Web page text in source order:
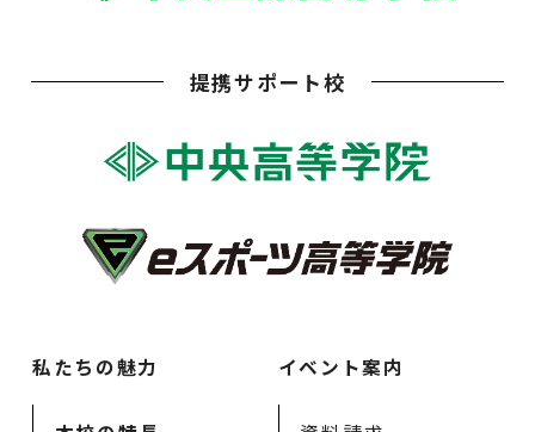
提携サポート校
私たちの魅力 イベント案内